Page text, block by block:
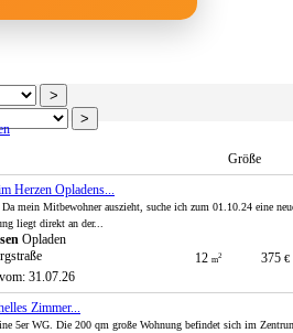
Größe
Herzen Opladens...
Da mein Mitbewohner auszieht, suche ich zum 01.10.24 eine
liegt direkt an der...
Opladen
31.07.26
12 m2 375 €
Zimmer...
5er WG. Die 200 qm große Wohnung befindet sich im